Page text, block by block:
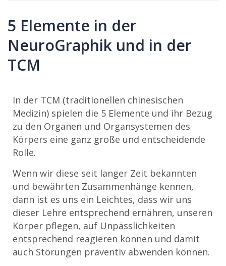
5 Elemente in der
NeuroGraphik und in der
TCM
In der TCM (traditionellen chinesischen
Medizin) spielen die 5 Elemente und ihr Bezug
zu den Organen und Organsystemen des
Körpers eine ganz große und entscheidende
Rolle.
Wenn wir diese seit langer Zeit bekannten
und bewährten Zusammenhänge kennen,
dann ist es uns ein Leichtes, dass wir uns
dieser Lehre entsprechend ernähren, unseren
Körper pflegen, auf Unpässlichkeiten
entsprechend reagieren können und damit
auch Störungen präventiv abwenden können.